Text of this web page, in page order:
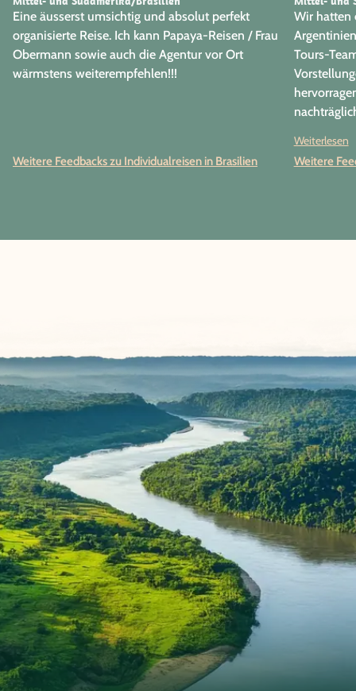
Eine äusserst umsichtig und absolut perfekt
organisierte Reise. Ich kann Papaya-Reisen / Frau
Obermann sowie auch die Agentur vor Ort
wärmstens weiterempfehlen!!!
Weitere Feedbacks zu Individualreisen in Brasilien
Wir hatten
Tours-
Weiterlesen
Weitere